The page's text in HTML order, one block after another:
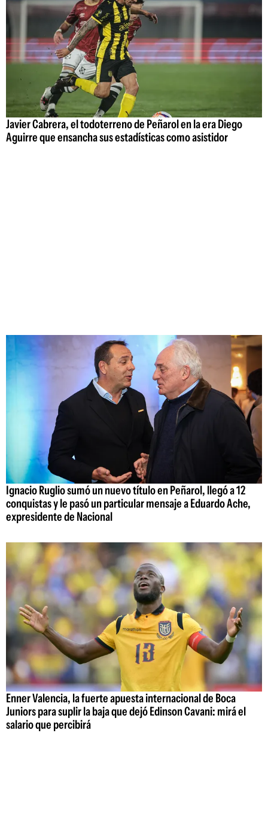
Javier Cabrera, el todoterreno de Peñarol en la era Diego
Aguirre que ensancha sus estadísticas como asistidor
Ignacio Ruglio sumó un nuevo título en Peñarol, llegó a 12
conquistas y le pasó un particular mensaje a Eduardo Ache,
expresidente de Nacional
Enner Valencia, la fuerte apuesta internacional de Boca
Juniors para suplir la baja que dejó Edinson Cavani: mirá el
salario que percibirá